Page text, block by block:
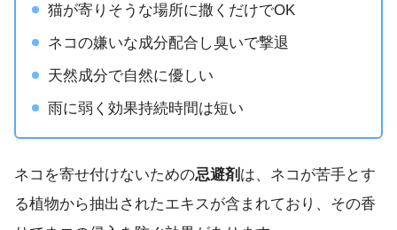
猫が寄りそうな場所に撒くだけでOK
ネコの嫌いな成分配合し臭いで撃退
天然成分で自然に優しい
雨に弱く効果持続時間は短い
ネコを寄せ付けないための忌避剤 は、ネコが苦手とす
る植物から抽出されたエキスが含まれており、その香